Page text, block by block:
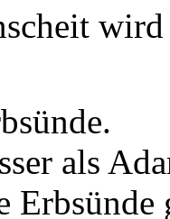
als